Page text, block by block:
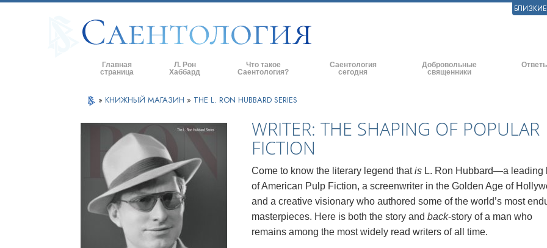
Главная
страница
Л. Рон
Хаббард
Что такое
Саентология?
Верования и практики
кодексы
Что саентологи говорят о
Саентологии
Внутри церкви
Саентология
сегодня
«Фривиндз»
Распространение Саентологии по
всему миру
Добровольные
священники
» КНИЖНЫЙ МАГАЗИН » THE L. RON HUBBARD SERIES
WRITER: THE SHAPING OF POPULAR
FICTION
Come to know the literary legend thatis L. Ron Hubbard—a leading
of American Pulp Fiction, a screenwriter in the Golden Age of
and a creative visionary who authored some of the world’s most
masterpieces. Here is both the story and back-story of a man who
remains among the most widely read writers of all time.